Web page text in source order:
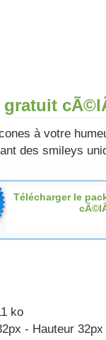
gratuit
à votre
des smileys
Télécharger le
ko
- Hauteur 32px